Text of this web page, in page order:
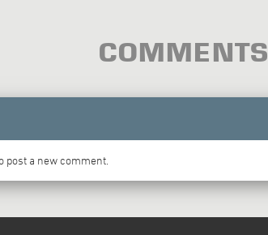
COMMENTS
post a new comment.